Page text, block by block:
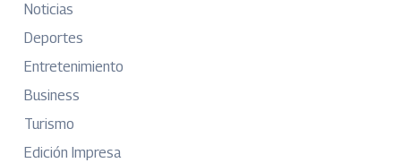
Noticias
Deportes
Entretenimiento
Business
Turismo
Edición Impresa